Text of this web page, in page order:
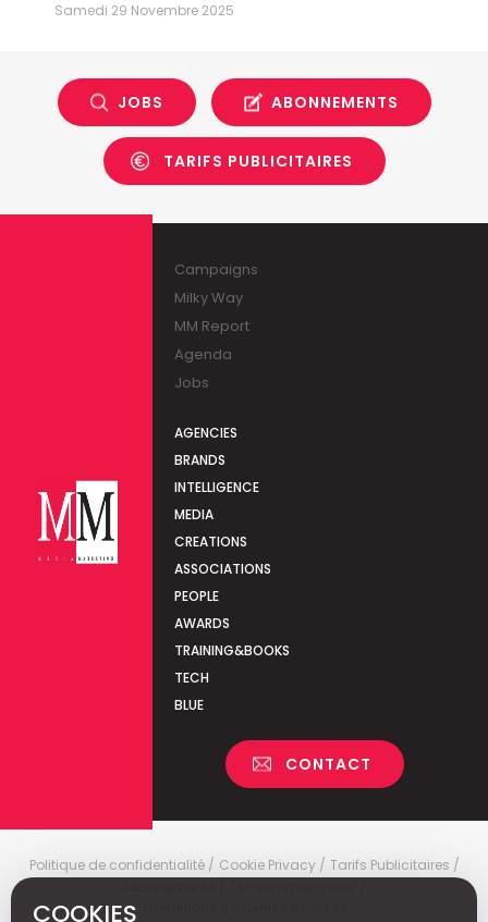
Samedi 29 Novembre 2025
JOBS ABONNEMENTS
TARIFS PUBLICITAIRES
Campaigns
Milky Way
MM Report
Agenda
Jobs
AGENCIES
BRANDS
INTELLIGENCE
MEDIA
CREATIONS
ASSOCIATIONS
PEOPLE
AWARDS
TRAINING&BOOKS
TECH
BLUE
CONTACT
Politique de confidentialité Cookie Privacy
Tarifs Publicitaires
COOKIES